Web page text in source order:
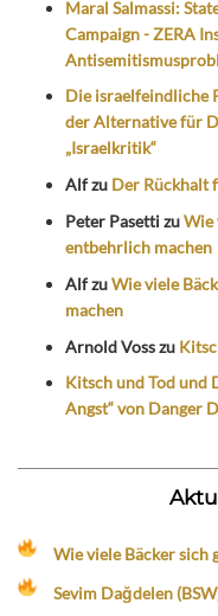
Maral Salmassi:
Campaign - ZERA
Die israelfeindliche
der Alternative für
„Israelkritik“
Alfzu Der Rückhalt
Peter PasettizuWie
entbehrlich machen
AlfzuWie viele
machen
Arnold Vosszu
Kitsch und Tod und
Angst“ von Danger
Wie viele Bäcker sich
Sevim Dağdelen